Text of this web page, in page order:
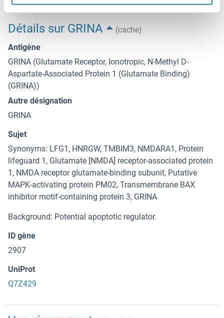
Détails sur GRINA
(cache)
Antigène
GRINA (Glutamate Receptor, Ionotropic, N-Methyl D-
Aspartate-Associated Protein 1 (Glutamate Binding)
(GRINA))
Autre désignation
GRINA
Sujet
Synonyms: LFG1, HNRGW, TMBIM3, NMDARA1, Protein
lifeguard 1, Glutamate [NMDA] receptor-associated protein
1, NMDA receptor glutamate-binding subunit, Putative
MAPK-activating protein PM02, Transmembrane BAX
inhibitor motif-containing protein 3, GRINA
Background: Potential apoptotic regulator.
ID gène
2907
UniProt
Q7Z429